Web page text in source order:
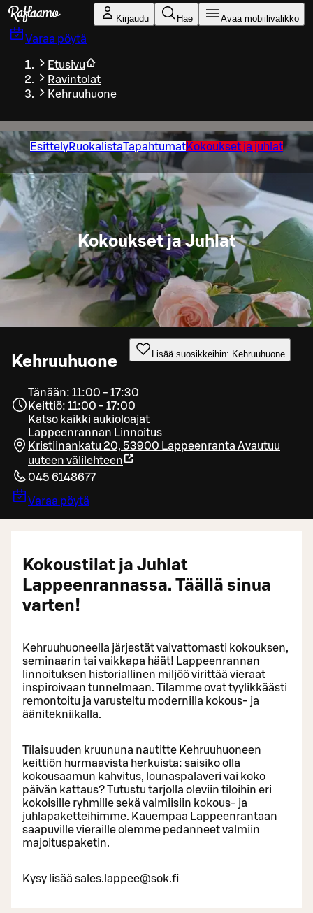
Siirry pääsisältöön
Kirjaudu Hae Avaa mobiilivalikko
Varaa pöytä
Etusivu
Ravintolat
Kehruuhuone
EsittelyRuokalistaTapahtumatKokoukset ja juhlat
Kokoukset ja Juhlat
Kehruuhuone Lisää suosikkeihin: Kehruuhuone
Tänään: 11:00 - 17:30
Keittiö: 11:00 - 17:00
Katso kaikki aukioloajat
Lappeenrannan Linnoitus
Kristiinankatu 20, 53900 Lappeenranta Avautuu
uuteen välilehteen
045 6148677
Varaa pöytä
Kokoustilat ja Juhlat
Lappeenrannassa. Täällä sinua
varten!
Kehruuhuoneella järjestät vaivattomasti kokouksen,
seminaarin tai vaikkapa häät! Lappeenrannan
linnoituksen historiallinen miljöö virittää vieraat
inspiroivaan tunnelmaan. Tilamme ovat tyylikkäästi
remontoitu ja varusteltu modernilla kokous- ja
äänitekniikalla.
Tilaisuuden kruununa nautitte Kehruuhuoneen
keittiön hurmaavista herkuista: saisiko olla
kokousaamun kahvitus, lounaspalaveri vai koko
päivän kattaus? Tutustu tarjolla oleviin tiloihin eri
kokoisille ryhmille sekä valmiisiin kokous- ja
juhlapaketteihimme. Kauempaa Lappeenrantaan
saapuville vieraille olemme pedanneet valmiin
majoituspaketin.
Kysy lisää sales.lappee@sok.fi